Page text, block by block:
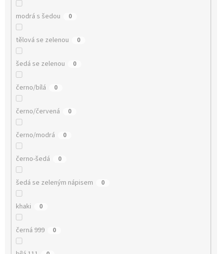
modrá s šedou 0
tělová se zelenou 0
šedá se zelenou 0
černo/bílá 0
černo/červená 0
černo/modrá 0
černo-šedá 0
šedá se zeleným nápisem 0
khaki 0
černá 999 0